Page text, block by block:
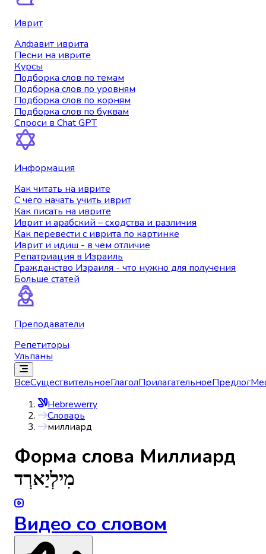
Иврит
Алфавит иврита
Песни на иврите
Курсы
Подборка слов по темам
Подборка слов по уровням
Подборка слов по корням
Подборка слов по буквам
Спроси в Chat GPT
Информация
Как читать на иврите
С чего начать учить иврит
Как писать на иврите
Иврит и арабский – сходства и различия
Как перевести с иврита по картинке
Иврит и идиш - в чем отличие
Репатриация в Израиль
Гражданство Израиля - что нужно для получения
Больше статей
Преподаватели
Репетиторы
Ульпаны
ВсеСуществительноеГлаголПрилагательноеПредлог
Hebrewerry
Словарь
миллиард
Форма слова Миллиард
מִילְיַארְד
Видео со словом